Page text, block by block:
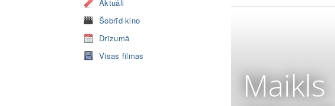
Aktuāli
Šobrīd kino
Drīzumā
Visas filmas
Maikls